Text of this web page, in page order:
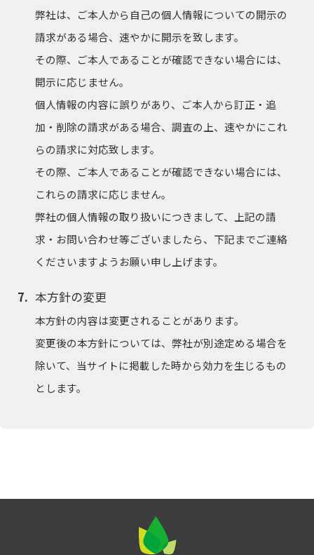
弊社は、ご本人から自己の個人情報についての開示の
請求がある場合、速やかに開示を致します。
その際、ご本人であることが確認できない場合には、
開示に応じません。
個人情報の内容に誤りがあり、ご本人から訂正・追
加・削除の請求がある場合、調査の上、速やかにこれ
らの請求に対応致します。
その際、ご本人であることが確認できない場合には、
これらの請求に応じません。
弊社の個人情報の取り扱いにつきまして、上記の請
求・お問い合わせ等ございましたら、下記までご連絡
くださいますようお願い申し上げます。
本方針の変更
本方針の内容は変更されることがあります。
変更後の本方針については、弊社が別途定める場合を
除いて、当サイトに掲載した時から効力を生じるもの
とします。